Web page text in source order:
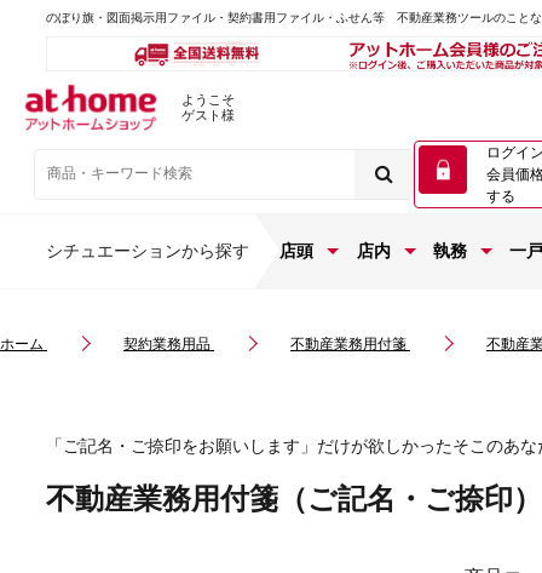
のぼり旗・図面掲示用ファイル・契約書用ファイル・ふせん等 不動産業務ツールのこと
ようこそ
ゲスト様
ログイ
会員価
する
シチュエーションから探す 店頭 店内 執務 一
ホーム 契約業務用品 不動産業務用付箋 不動産
「ご記名・ご捺印をお願いします」だけが欲しかったそこのあな
不動産業務用付箋（ご記名・ご捺印